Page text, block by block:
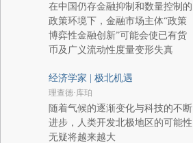
在中国仍存金融抑制和数量控制的
政策环境下，金融市场主体“政策
博弈性金融创新”可能会使已有货
币及广义流动性度量变形失真
经济学家 | 极北机遇
理查德·库珀
随着气候的逐渐变化与科技的不断
进步，人类开发北极地区的可能性
无疑将越来越大